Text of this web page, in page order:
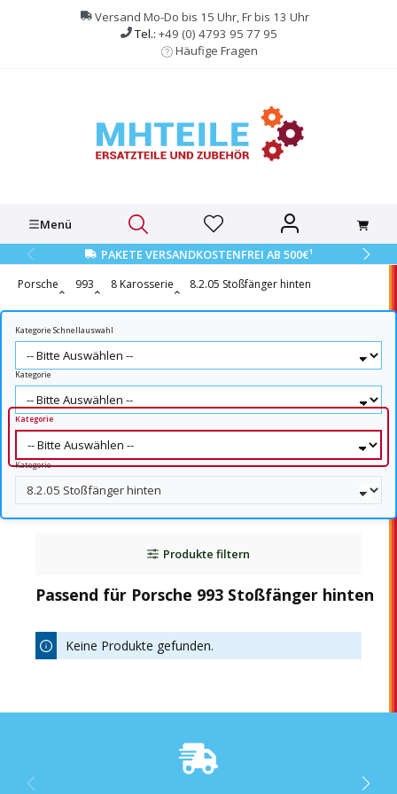
springen
Versand Mo-Do bis 15 Uhr, Fr bis 13 Uhr
Tel.: +49 (0) 4793 95 77 95
Häufige Fragen
Menü
PAKETE VERSANDKOSTENFREI AB 500€1
Porsche 993 8 Karosserie 8.2.05 Stoßfänger hinten
Kategorie Schnellauswahl
Kategorie
Kategorie
Kategorie
Produkte filtern
Passend für Porsche 993 Stoßfänger hinten
Keine Produkte gefunden.